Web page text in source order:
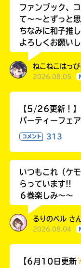
ファンブック、
て〜〜とずっと
ちなみに和子推
よろしくお願い
ねこねこはっぴ
2026.08.05
【5/26更新！】
パーティーフェ
コメント 313
いつもこれ（ケ
らっています!!
６巻楽しみ～～
るりのベル さ
2026.08.04
【6月10日更新